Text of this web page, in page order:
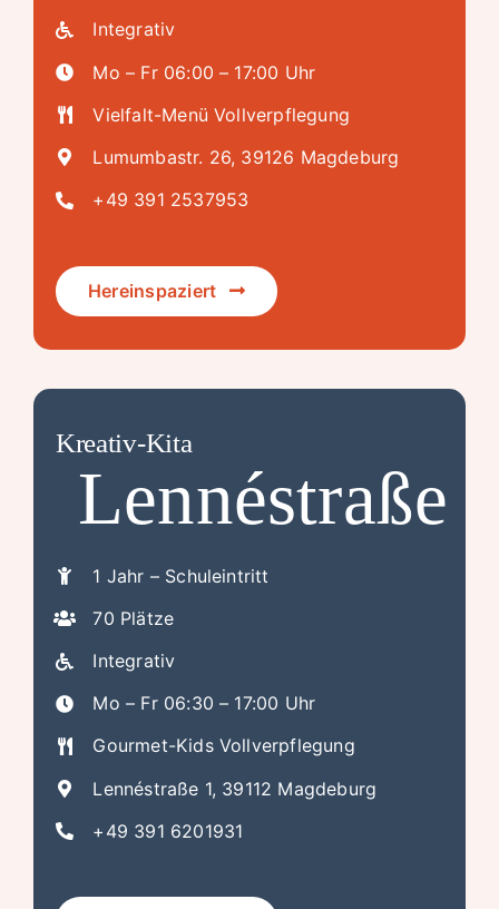
Integrativ
Mo – Fr 06:00 – 17:00 Uhr
Vielfalt-Menü Vollverpflegung
Lumumbastr. 26, 39126 Magdeburg
+49 391 2537953
Hereinspaziert
Kreativ-Kita
Lennéstraße
1 Jahr – Schuleintritt
70 Plätze
Integrativ
Mo – Fr 06:30 – 17:00 Uhr
Gourmet-Kids Vollverpflegung
Lennéstraße 1, 39112 Magdeburg
+49 391 6201931